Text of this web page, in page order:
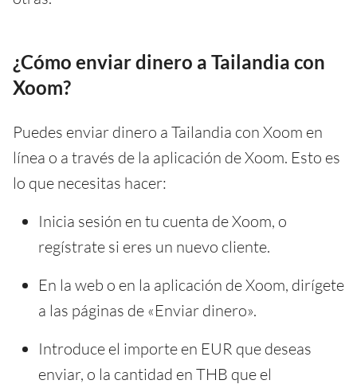
¿Cómo enviar dinero a Tailandia con
Xoom?
Puedes enviar dinero a Tailandia con Xoom en
línea o a través de la aplicación de Xoom. Esto es
lo que necesitas hacer:
Inicia sesión en tu cuenta de Xoom, o
regístrate si eres un nuevo cliente.
En la web o en la aplicación de Xoom, dirígete
a las páginas de «Enviar dinero».
Introduce el importe en EUR que deseas
enviar, o la cantidad en THB que el